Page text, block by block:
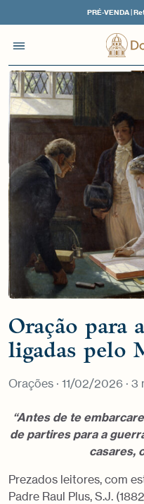
PRÉ-VENDA |
Oração para
ligadas pelo
Orações · 11/02/2026 · 3
“Antes de te
de partires para a
casares,
Prezados leitores, com
Padre Raul Plus, S.J.